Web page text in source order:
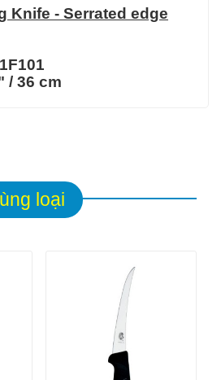
Knife - Serrated edge
/ 36 cm
loại